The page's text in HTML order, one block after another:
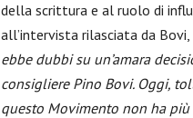
della scrittura e al ruolo di
all’intervista rilasciata da Bovi,
ebbe dubbi su un’amara
consigliere Pino Bovi. Oggi,
questo Movimento non ha